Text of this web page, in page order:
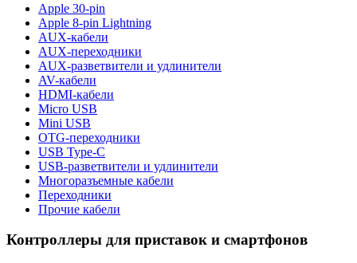
Apple 30-pin
Apple 8-pin Lightning
AUX-кабели
AUX-переходники
AUX-разветвители и удлинители
AV-кабели
HDMI-кабели
Micro USB
Mini USB
OTG-переходники
USB Type-C
USB-разветвители и удлинители
Многоразъемные кабели
Переходники
Прочие кабели
Контроллеры для приставок и смартфонов